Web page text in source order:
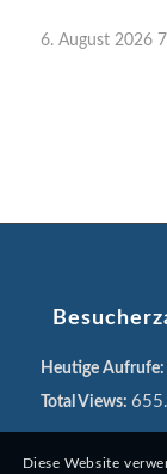
6. August 2026
Heutige Aufrufe:
Total Views:
Diese Website